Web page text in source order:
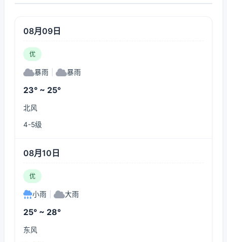
08月09日
优
暴雨 暴雨
23° ~ 25°
北风
4-5级
08月10日
优
小雨 大雨
25° ~ 28°
东风